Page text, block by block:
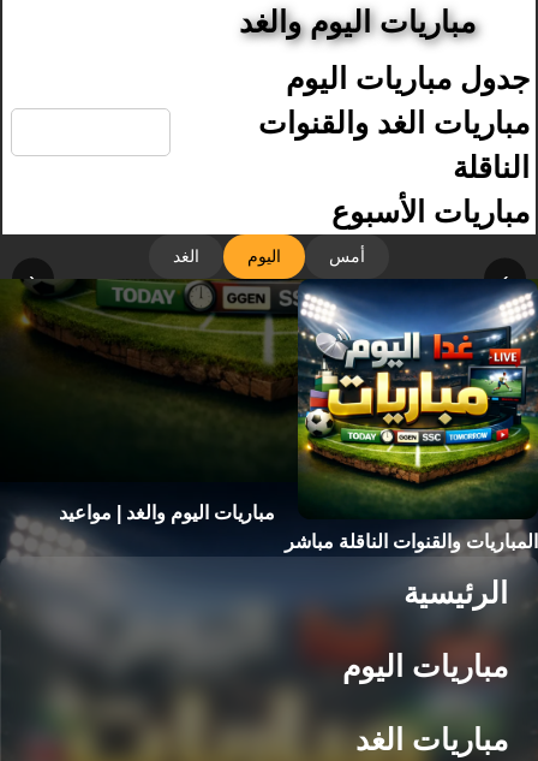
مباريات اليوم والغد
جدول مباريات اليوم
مباريات الغد والقنوات
الناقلة
مباريات الأسبوع
أمس اليوم الغد
‹ ›
مباريات اليوم والغد | مواعيد
المباريات والقنوات الناقلة مباشر
الرئيسية
مباريات اليوم
مباريات الغد